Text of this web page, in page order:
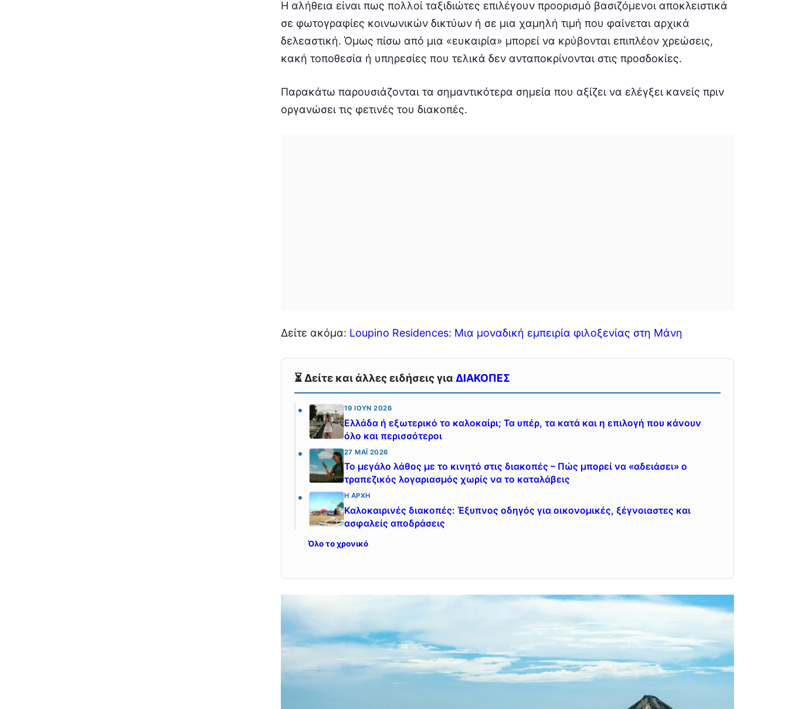
Η αλήθεια είναι πως πολλοί ταξιδιώτες επιλέγουν προορισμό βασιζόμενοι αποκλειστικά
σε φωτογραφίες κοινωνικών δικτύων ή σε μια χαμηλή τιμή που φαίνεται αρχικά
δελεαστική. Όμως πίσω από μια «ευκαιρία» μπορεί να κρύβονται επιπλέον χρεώσεις,
κακή τοποθεσία ή υπηρεσίες που τελικά δεν ανταποκρίνονται στις προσδοκίες.
Παρακάτω παρουσιάζονται τα σημαντικότερα σημεία που αξίζει να ελέγξει κανείς πριν
οργανώσει τις φετινές του διακοπές.
Δείτε ακόμα: Loupino Residences: Μια μοναδική εμπειρία φιλοξενίας στη Μάνη
⏳ Δείτε και άλλες ειδήσεις γιαΔΙΑΚΟΠΕΣ
19 ΙΟΎΝ 2026
Ελλάδα ή εξωτερικό το καλοκαίρι; Τα υπέρ, τα κατά και η επιλογή που κάνουν
όλο και περισσότεροι
27 ΜΆΙ 2026
Το μεγάλο λάθος με το κινητό στις διακοπές – Πώς μπορεί να «αδειάσει» ο
τραπεζικός λογαριασμός χωρίς να το καταλάβεις
Η ΑΡΧΉ
Καλοκαιρινές διακοπές: Έξυπνος οδηγός για οικονομικές, ξέγνοιαστες και
ασφαλείς αποδράσεις
Όλο το χρονικό